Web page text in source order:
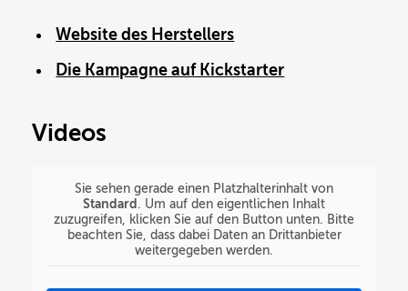
Website des Herstellers
Die Kampagne auf Kickstarter
Videos
Sie sehen gerade einen Platzhalterinhalt von
Standard. Um auf den eigentlichen Inhalt
zuzugreifen, klicken Sie auf den Button unten. Bitte
beachten Sie, dass dabei Daten an Drittanbieter
weitergegeben werden.